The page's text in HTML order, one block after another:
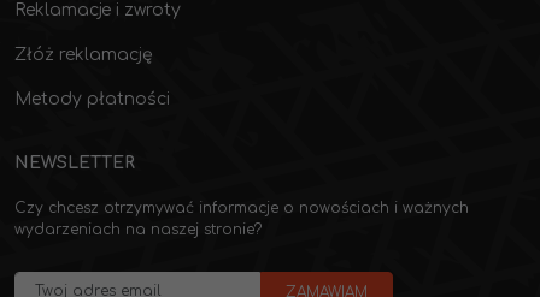
Reklamacje i zwroty
Złóż reklamację
Metody płatności
NEWSLETTER
Czy chcesz otrzymywać informacje o nowościach i ważnych
wydarzeniach na naszej stronie?